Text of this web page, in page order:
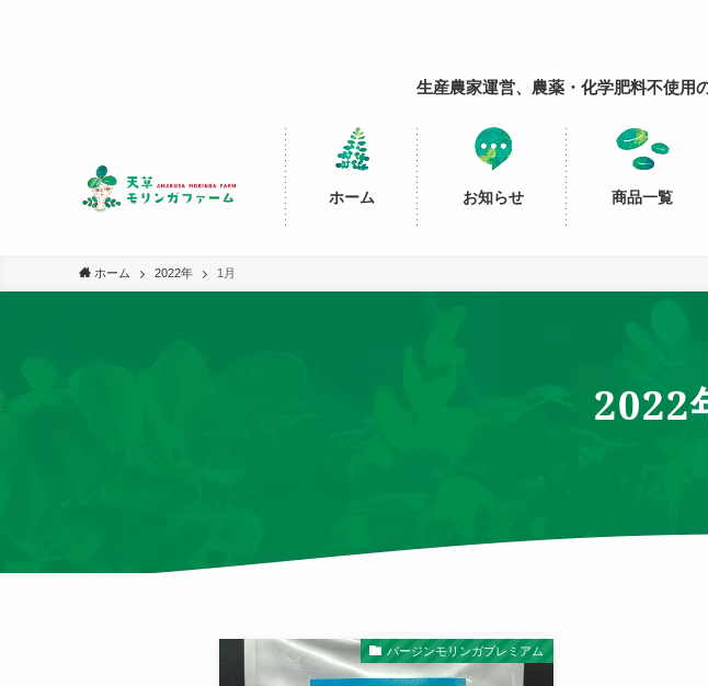
生産農家運営、農薬・化学肥料不使用
ホーム お知らせ 商品一覧
ホーム 2022年 1月
2022
バージンモリンガプレミアム